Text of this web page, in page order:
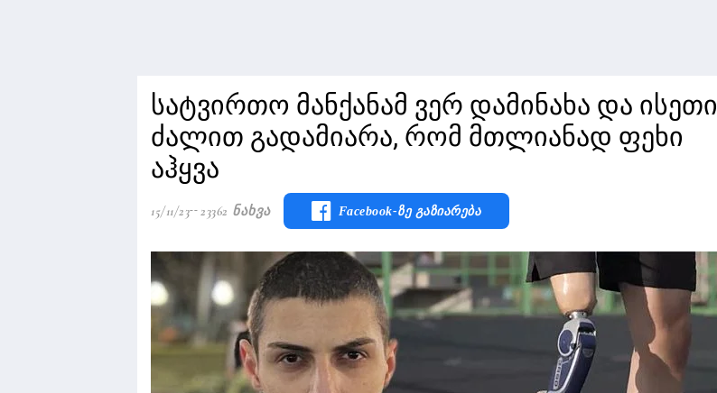
სატვირთო მანქანამ ვერ დამინახა და ისეთი
ძალით გადამიარა, რომ მთლიანად ფეხი
აჰყვა
15/11/23 23362 Ნახვა Facebook-Ზე Გაზიარება